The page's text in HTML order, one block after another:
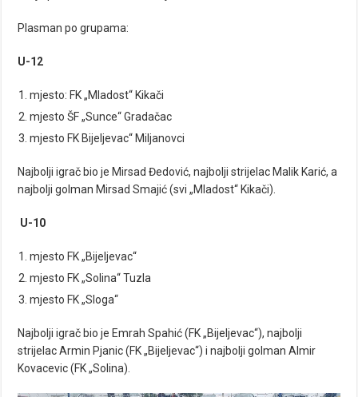
Plasman po grupama:
U-12
mjesto: FK „Mladost“ Kikači
mjesto ŠF „Sunce“ Gradačac
mjesto FK Bijeljevac“ Miljanovci
Najbolji igrač bio je Mirsad Đedović, najbolji strijelac Malik Karić, a
najbolji golman Mirsad Smajić (svi „Mladost“ Kikači).
U-10
mjesto FK „Bijeljevac“
mjesto FK „Solina“ Tuzla
mjesto FK „Sloga“
Najbolji igrač bio je Emrah Spahić (FK „Bijeljevac“), najbolji
strijelac Armin Pjanic (FK „Bijeljevac“) i najbolji golman Almir
Kovacevic (FK „Solina).